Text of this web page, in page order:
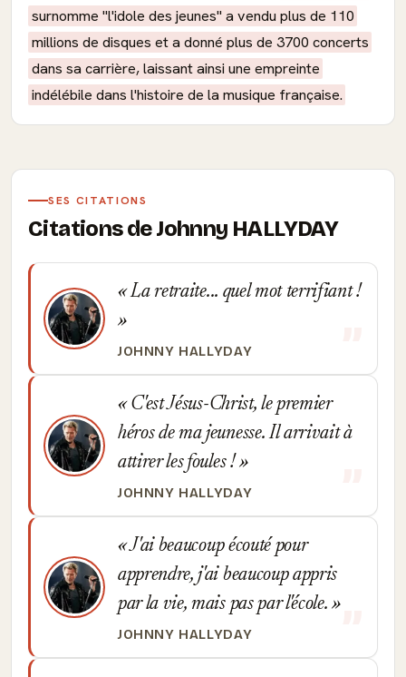
surnomme "l'idole des jeunes" a vendu plus de 110
millions de disques et a donné plus de 3700 concerts
dans sa carrière, laissant ainsi une empreinte
indélébile dans l'histoire de la musique française.
SES CITATIONS
Citations de Johnny HALLYDAY
La retraite... quel mot terrifiant !
JOHNNY HALLYDAY
C'est Jésus-Christ, le premier
héros de ma jeunesse. Il arrivait à
attirer les foules !
JOHNNY HALLYDAY
J'ai beaucoup écouté pour
apprendre, j'ai beaucoup appris
par la vie, mais pas par l'école.
JOHNNY HALLYDAY